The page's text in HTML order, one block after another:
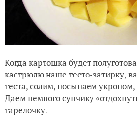
Когда картошка будет
кастрюлю наше тесто-затирку,
теста, солим, посыпаем
Даем немного супчику
тарелочку.